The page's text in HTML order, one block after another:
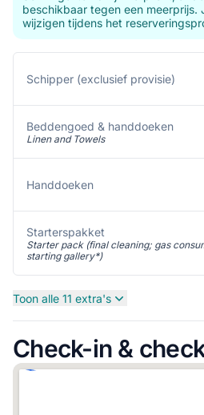
beschikbaar tegen een meerprijs.
wijzigen tijdens het
Schipper (exclusief provisie)
Beddengoed & handdoeken
Linen and Towels
Handdoeken
Starterspakket
Starter pack (final cleaning; gas
starting gallery*)
Toon alle 11 extra's
Check-in &